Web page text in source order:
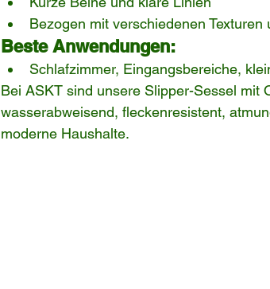
Bezogen mit verschiedenen Texturen
Beste Anwendungen:
Schlafzimmer, Eingangsbereiche,
Bei ASKT sind unsere Slipper-Sessel
wasserabweisend, fleckenresistent,
moderne Haushalte.